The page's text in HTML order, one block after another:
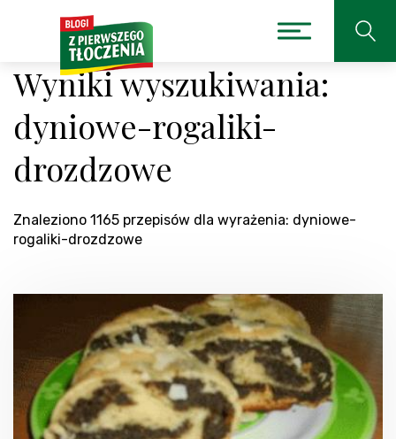
Wyniki wyszukiwania:
dyniowe-rogaliki-
drozdzowe
Znaleziono 1165 przepisów dla wyrażenia: dyniowe-
rogaliki-drozdzowe